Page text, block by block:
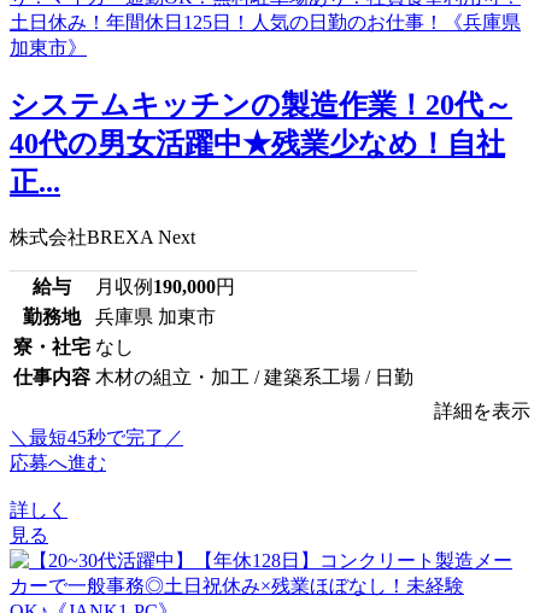
システムキッチンの製造作業！20代～
40代の男女活躍中★残業少なめ！自社
正...
株式会社BREXA Next
給与 月収例 190,000円
勤務地
兵庫県 加東市
寮・社宅 なし
仕事内容 木材の組立・加工 / 建築系工場 / 日勤
詳細を表示
＼最短45秒で完了／
応募へ進む
詳しく
見る